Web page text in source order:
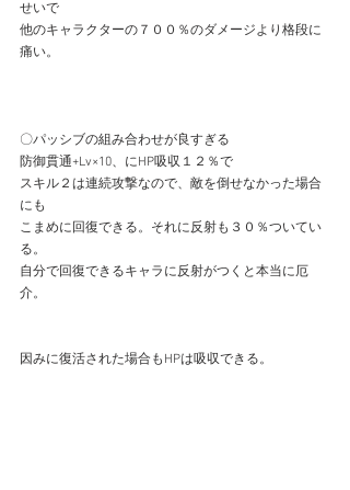
せいで
他のキャラクターの７００％のダメージより格段に
痛い。
〇パッシブの組み合わせが良すぎる
防御貫通+Lv×10、にHP吸収１２％で
スキル２は連続攻撃なので、敵を倒せなかった場合
にも
こまめに回復できる。それに反射も３０％ついてい
る。
自分で回復できるキャラに反射がつくと本当に厄
介。
因みに復活された場合もHPは吸収できる。